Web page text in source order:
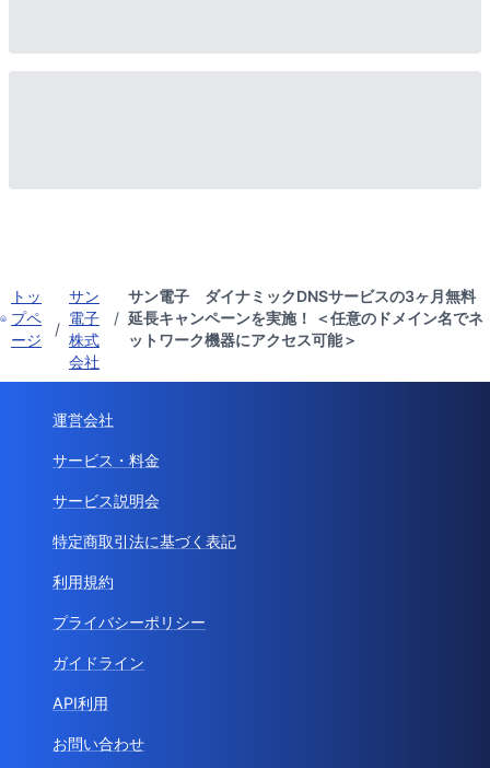
トッ
プペ
ージ
/
サン
電子
株式
会社
/
サン電子 ダイナミックDNSサービスの3ヶ月無料
延長キャンペーンを実施！ ＜任意のドメイン名でネ
ットワーク機器にアクセス可能＞
運営会社
サービス・料金
サービス説明会
特定商取引法に基づく表記
利用規約
プライバシーポリシー
ガイドライン
API利用
お問い合わせ